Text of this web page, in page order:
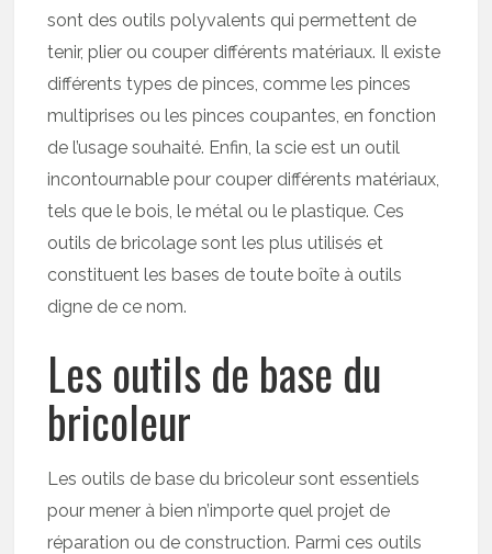
sont des outils polyvalents qui permettent de
tenir, plier ou couper différents matériaux. Il existe
différents types de pinces, comme les pinces
multiprises ou les pinces coupantes, en fonction
de l’usage souhaité. Enfin, la scie est un outil
incontournable pour couper différents matériaux,
tels que le bois, le métal ou le plastique. Ces
outils de bricolage sont les plus utilisés et
constituent les bases de toute boîte à outils
digne de ce nom.
Les outils de base du
bricoleur
Les outils de base du bricoleur sont essentiels
pour mener à bien n’importe quel projet de
réparation ou de construction. Parmi ces outils